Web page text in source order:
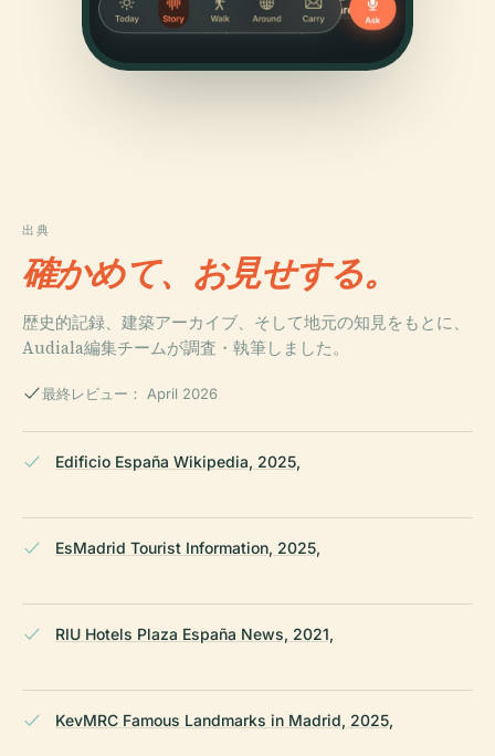
出典
確かめて、お見せする。
歴史的記録、建築アーカイブ、そして地元の知見をもとに、
Audiala編集チームが調査・執筆しました。
最終レビュー： April 2026
Edificio España Wikipedia, 2025,
EsMadrid Tourist Information, 2025,
RIU Hotels Plaza España News, 2021,
KevMRC Famous Landmarks in Madrid, 2025,